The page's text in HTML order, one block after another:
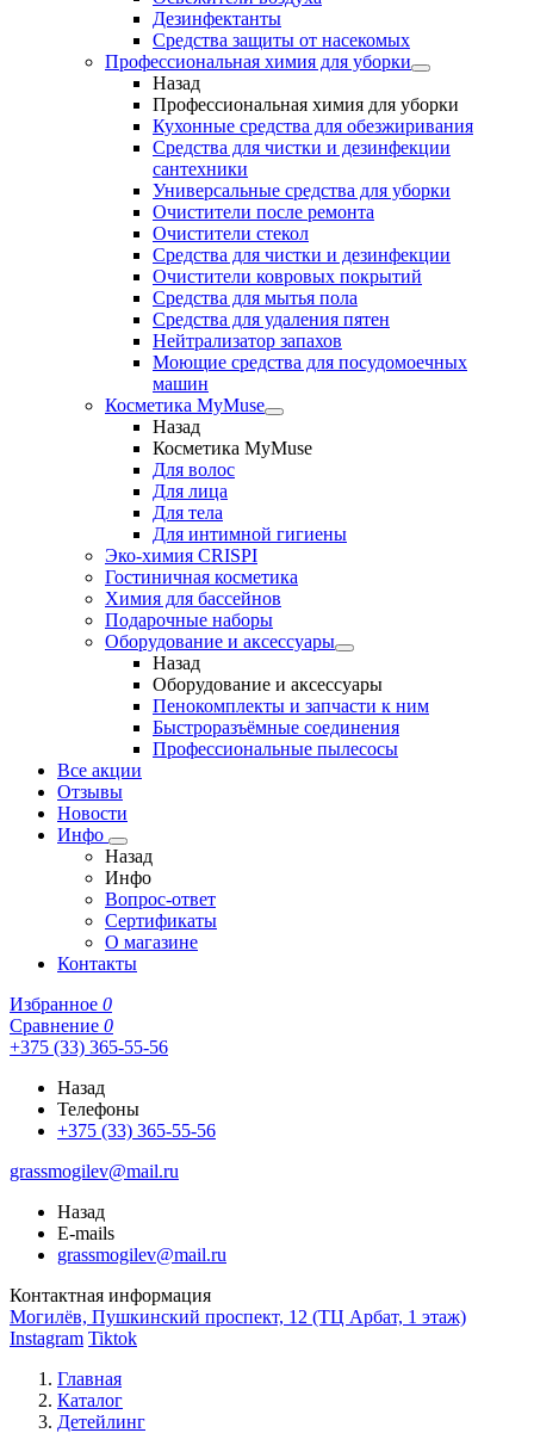
Дезинфектанты
Средства защиты от насекомых
Профессиональная химия для уборки
Назад
Профессиональная химия для уборки
Кухонные средства для обезжиривания
Средства для чистки и дезинфекции
сантехники
Универсальные средства для уборки
Очистители после ремонта
Очистители стекол
Средства для чистки и дезинфекции
Очистители ковровых покрытий
Средства для мытья пола
Средства для удаления пятен
Нейтрализатор запахов
Моющие средства для посудомоечных
машин
Косметика MyMuse
Назад
Косметика MyMuse
Для волос
Для лица
Для тела
Для интимной гигиены
Эко-химия CRISPI
Гостиничная косметика
Химия для бассейнов
Подарочные наборы
Оборудование и аксессуары
Назад
Оборудование и аксессуары
Пенокомплекты и запчасти к ним
Быстроразъёмные соединения
Профессиональные пылесосы
Все акции
Отзывы
Новости
Инфо
Назад
Инфо
Вопрос-ответ
Сертификаты
О магазине
Контакты
Избранное 0
Сравнение 0
+375 (33) 365-55-56
Назад
Телефоны
+375 (33) 365-55-56
grassmogilev@mail.ru
Назад
E-mails
grassmogilev@mail.ru
Контактная информация
Могилёв, Пушкинский проспект, 12 (ТЦ Арбат, 1 этаж)
Instagram Tiktok
Главная
Каталог
Детейлинг